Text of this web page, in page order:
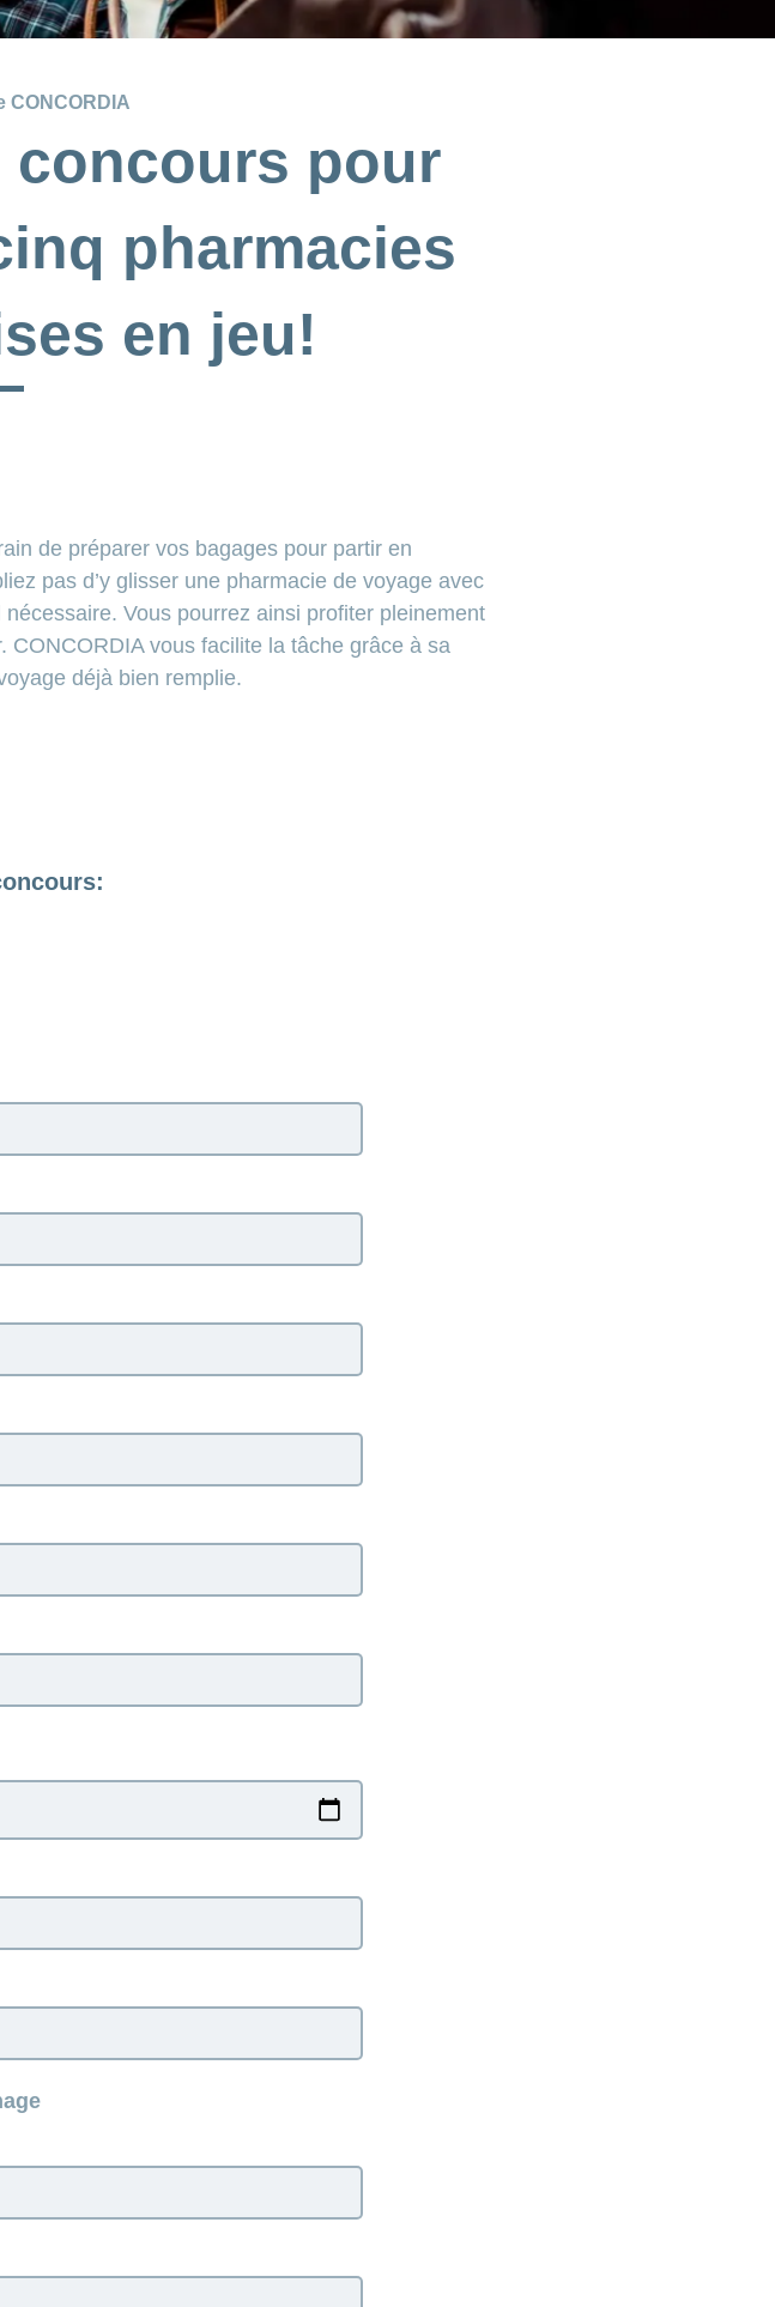
CONCORDIA
concours pour
pharmacies
en jeu!
de préparer vos bagages pour partir en
pas d’y glisser une pharmacie de voyage avec
Vous pourrez ainsi profiter pleinement
CONCORDIA vous facilite la tâche grâce à sa
déjà bien remplie.